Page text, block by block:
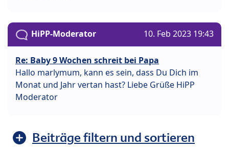
HiPP-Moderator 10. Feb 2023 19:43
Re: Baby 9 Wochen schreit bei Papa
Hallo marlymum, kann es sein, dass Du Dich im
Monat und Jahr vertan hast? Liebe Grüße HiPP
Moderator
Beiträge filtern und sortieren